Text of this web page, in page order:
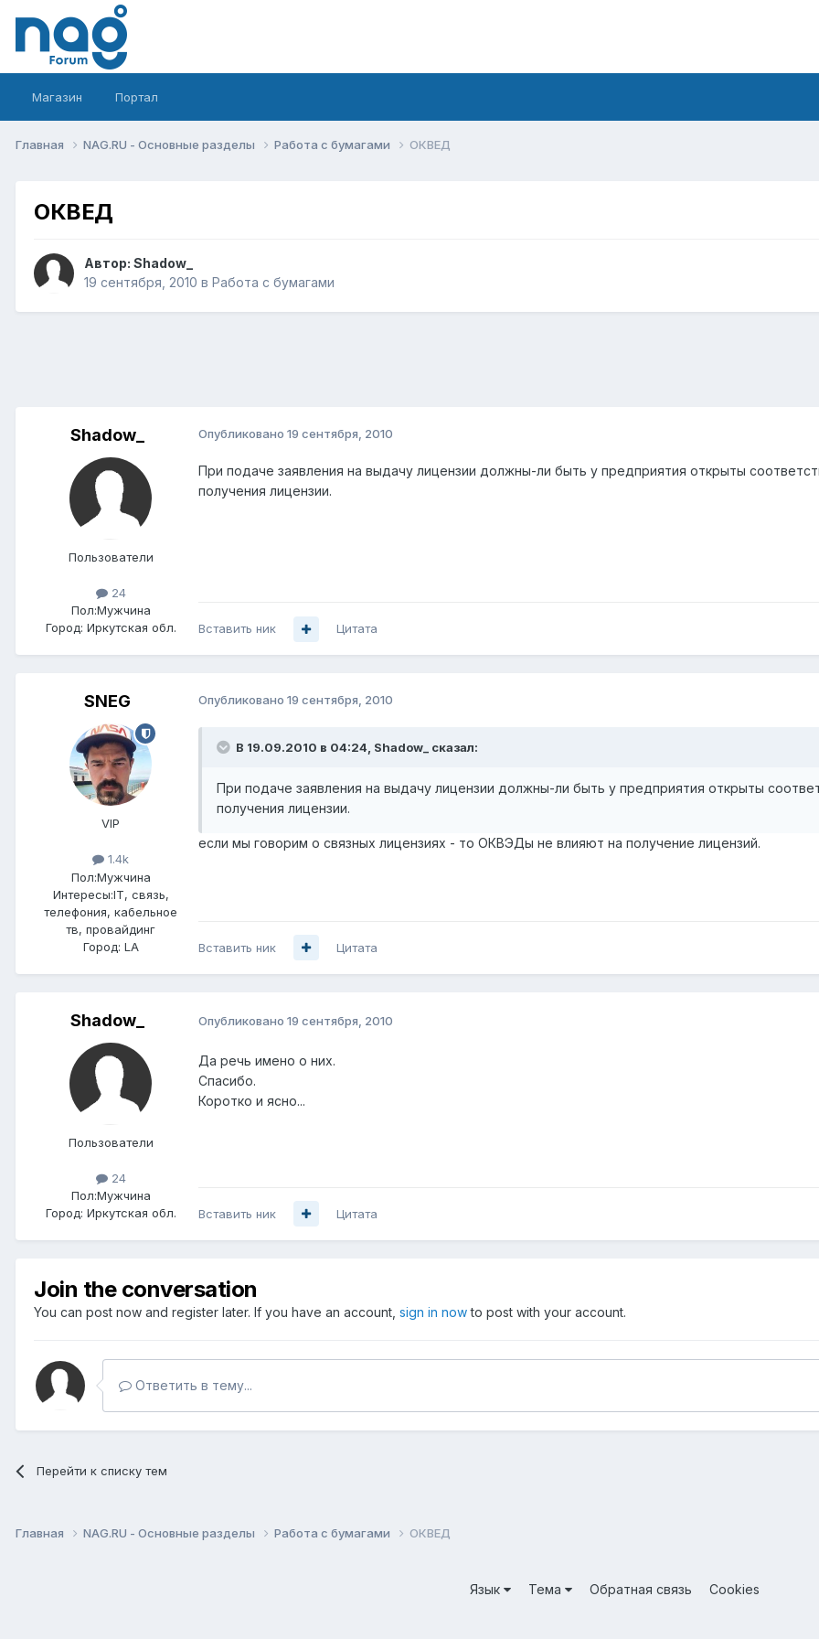
Магазин Портал
Главная NAG.RU - Основные разделы Работа с бумагами ОКВЕД
ОКВЕД
Автор: Shadow_
19 сентября, 2010 в Работа с бумагами
Shadow_
Пользователи
24
Пол:Мужчина
Город: Иркутская обл.
Опубликовано 19 сентября, 2010
При подаче заявления на выдачу лицензии должны-ли быть у предприятия открыты
получения лицензии.
Вставить ник Цитата
SNEG
VIP
1.4k
Пол:Мужчина
Интересы:IT, связь,
телефония, кабельное
тв, провайдинг
Город: LA
Опубликовано 19 сентября, 2010
В 19.09.2010 в 04:24, Shadow_ сказал:
При подаче заявления на выдачу лицензии должны-ли быть у предприятия открыты
получения лицензии.
если мы говорим о связных лицензиях - то ОКВЭДы не влияют на получение лицензий.
Вставить ник Цитата
Shadow_
Пользователи
24
Пол:Мужчина
Город: Иркутская обл.
Опубликовано 19 сентября, 2010
Да речь имено о них.
Спасибо.
Коротко и ясно...
Вставить ник Цитата
Join the conversation
You can post now and register later. If you have an account, sign in nowto post with your account.
Ответить в тему...
Перейти к списку тем
Главная NAG.RU - Основные разделы Работа с бумагами ОКВЕД
Язык Тема Обратная связь
Cookies